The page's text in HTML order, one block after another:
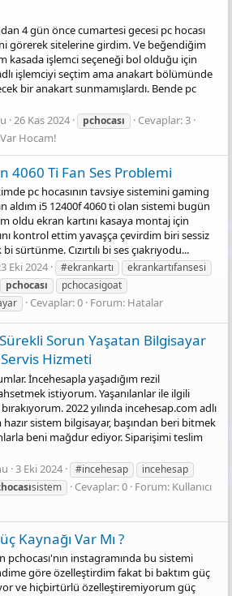
4 gün önce cumartesi gecesi pc hocası
görerek sitelerine girdim. Ve beğendiğim
kasada işlemci seçeneği bol olduğu için
işlemciyi seçtim ama anakart bölümünde
bir anakart sunmamışlardı. Bende pc
26 Kas 2024 pchocası
Cevaplar: 3
Hocam!
4060 Ti Fan Ses Problemi
pc hocasının tavsiye sistemini gaming
aldım i5 12400f 4060 ti olan sistemi bugün
oldu ekran kartını kasaya montaj için
kontrol ettim yavaşça çevirdim biri sessiz
bi sürtünme. Cızırtılı bi ses çıakrıyodu...
Eki 2024 #ekrankartı
ekrankartıfansesi
pchocası
pchocasigoat
Cevaplar: 0 Forum: Hatalar
Sorun Yaşatan Bilgisayar
Hizmeti
İncehesapla yaşadığım rezil
istiyorum. Yaşanılanlar ile ilgili
2022 yılında incehesap.com adlı
hazır sistem bilgisayar, başından beri bitmek
beni mağdur ediyor. Siparişimi teslim
3 Eki 2024 #incehesap
incehesap
sistem Cevaplar: 0 Forum: Kullanıcı
Kaynağı Var Mı ?
pchocası'nın instagramında bu sistemi
göre özelleştirdim fakat bi baktım güç
ve hiçbirtürlü özelleştiremiyorum güç